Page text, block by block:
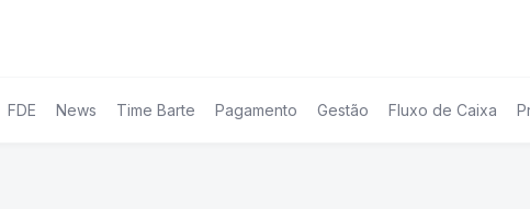
FDE News Time Barte Pagamento Gestão Fluxo de Caixa